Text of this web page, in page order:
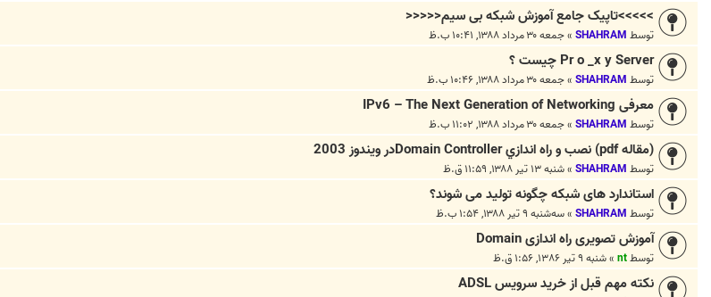
>>>>>تاپیک جامع آموزش شبکه بی سیم<<<<<
توسط SHAHRAM
»جمعه ۳۰ مرداد ۱۳۸۸, ۱۰:۴۱ ب.ظ
Pr o _x y Server چيست ؟
توسط SHAHRAM
»جمعه ۳۰ مرداد ۱۳۸۸, ۱۰:۴۶ ب.ظ
معرفی IPv6 – The Next Generation of Networking
توسط SHAHRAM
»جمعه ۳۰ مرداد ۱۳۸۸, ۱۱:۰۲ ب.ظ
(مقاله pdf) نصب و راه اندازي Domain Controllerدر ويندوز 2003
توسط SHAHRAM
»شنبه ۱۳ تیر ۱۳۸۸, ۱۱:۵۹ ق.ظ
استاندارد های شبکه چگونه تولید می شوند؟
توسط SHAHRAM
»سه‌شنبه ۹ تیر ۱۳۸۸, ۱:۵۴ ب.ظ
آموزش تصویری راه اندازی Domain
توسطnt
»شنبه ۹ تیر ۱۳۸۶, ۱:۵۶ ق.ظ
نکته مهم قبل از خرید سرویس ADSL